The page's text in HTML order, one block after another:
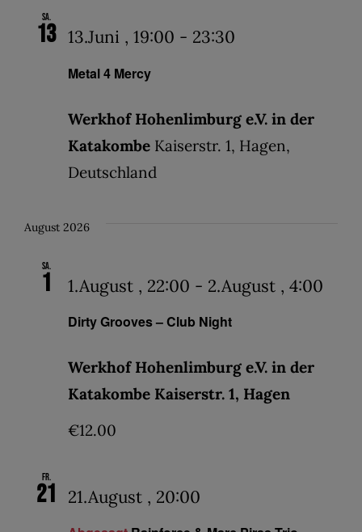
Sa.
13
Metal 4 Mercy
13.Juni , 19:00 - 23:30
Werkhof Hohenlimburg e.V. in der
Katakombe Kaiserstr. 1, Hagen,
Deutschland
August 2026
Sa.
1
Dirty Grooves – Club Night
1.August , 22:00 - 2.August , 4:00
Werkhof Hohenlimburg e.V. in der
Katakombe Kaiserstr. 1, Hagen
€12.00
Fr.
21 21.August , 20:00